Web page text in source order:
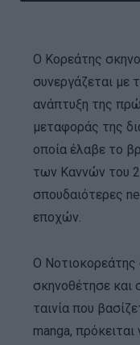
Ο Κορεάτης
συνεργάζεται με
ανάπτυξη της
μεταφοράς της
οποία έλαβε το
των Καννών του
σπουδαιότερες
εποχών.
Ο Νοτιοκορεάτης
σκηνοθέτησε
ταινία που
manga,